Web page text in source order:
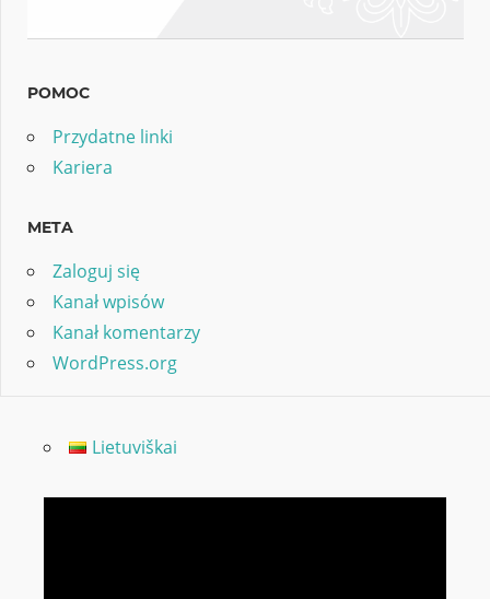
POMOC
Przydatne linki
Kariera
META
Zaloguj się
Kanał wpisów
Kanał komentarzy
WordPress.org
Lietuviškai